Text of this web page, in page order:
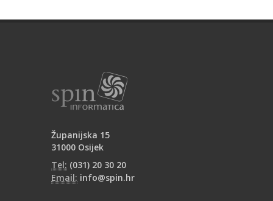
Županijska 15
31000 Osijek
Tel: (031) 20 30 20
Email: info@spin.hr